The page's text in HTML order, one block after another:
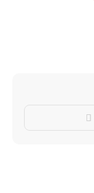
